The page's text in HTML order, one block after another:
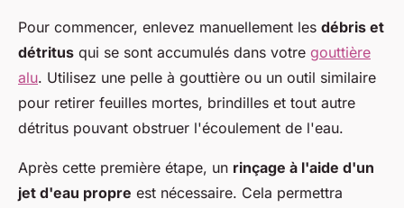
Pour commencer, enlevez manuellement les débris et
détritus qui se sont accumulés dans votre gouttière
alu. Utilisez une pelle à gouttière ou un outil similaire
pour retirer feuilles mortes, brindilles et tout autre
détritus pouvant obstruer l'écoulement de l'eau.
Après cette première étape, un rinçage à l'aide d'un
jet d'eau propre est nécessaire. Cela permettra